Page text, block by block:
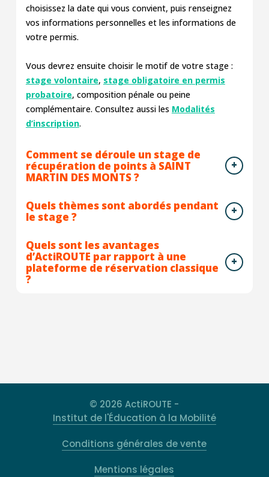
choisissez la date qui vous convient, puis renseignez
vos informations personnelles et les informations de
votre permis.
Vous devrez ensuite choisir le motif de votre stage :
stage volontaire, stage obligatoire en permis
probatoire, composition pénale ou peine
complémentaire. Consultez aussi les Modalités
d’inscription.
Comment se déroule un stage de
récupération de points à SAINT
MARTIN DES MONTS ?
Quels thèmes sont abordés pendant
le stage ?
Quels sont les avantages
d’ActiROUTE par rapport à une
plateforme de réservation classique
?
© 2026 ActiROUTE -
Institut de l'Éducation à la Mobilité
Conditions générales de vente
Mentions légales